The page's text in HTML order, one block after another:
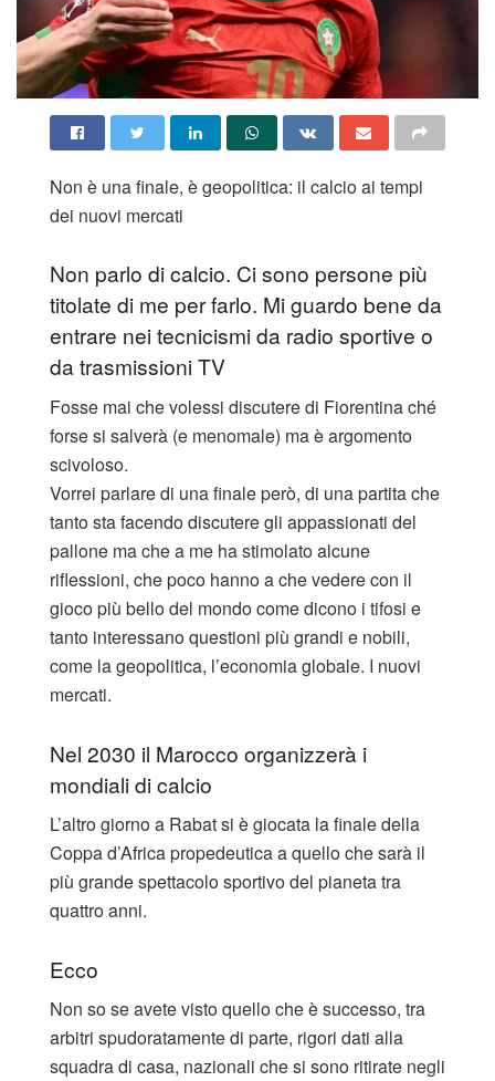
Non è una finale, è geopolitica: il calcio ai tempi
dei nuovi mercati
Non parlo di calcio. Ci sono persone più
titolate di me per farlo. Mi guardo bene da
entrare nei tecnicismi da radio sportive o
da trasmissioni TV
Fosse mai che volessi discutere di Fiorentina ché
forse si salverà (e menomale) ma è argomento
scivoloso.
Vorrei parlare di una finale però, di una partita che
tanto sta facendo discutere gli appassionati del
pallone ma che a me ha stimolato alcune
riflessioni, che poco hanno a che vedere con il
gioco più bello del mondo come dicono i tifosi e
tanto interessano questioni più grandi e nobili,
come la geopolitica, l’economia globale. I nuovi
mercati.
Nel 2030 il Marocco organizzerà i
mondiali di calcio
L’altro giorno a Rabat si è giocata la finale della
Coppa d’Africa propedeutica a quello che sarà il
più grande spettacolo sportivo del pianeta tra
quattro anni.
Ecco
Non so se avete visto quello che è successo, tra
arbitri spudoratamente di parte, rigori dati alla
squadra di casa, nazionali che si sono ritirate negli